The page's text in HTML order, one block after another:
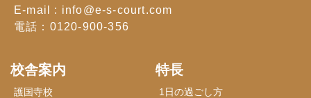
E-mail : info@e-s-court.com
電話：0120-900-356
校舎案内
護国寺校
特長
1日の過ごし方